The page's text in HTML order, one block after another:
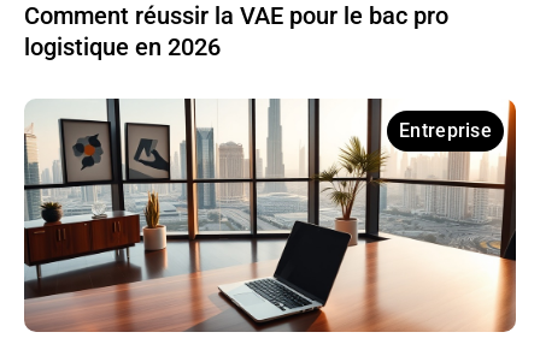
Comment réussir la VAE pour le bac pro
logistique en 2026
Entreprise